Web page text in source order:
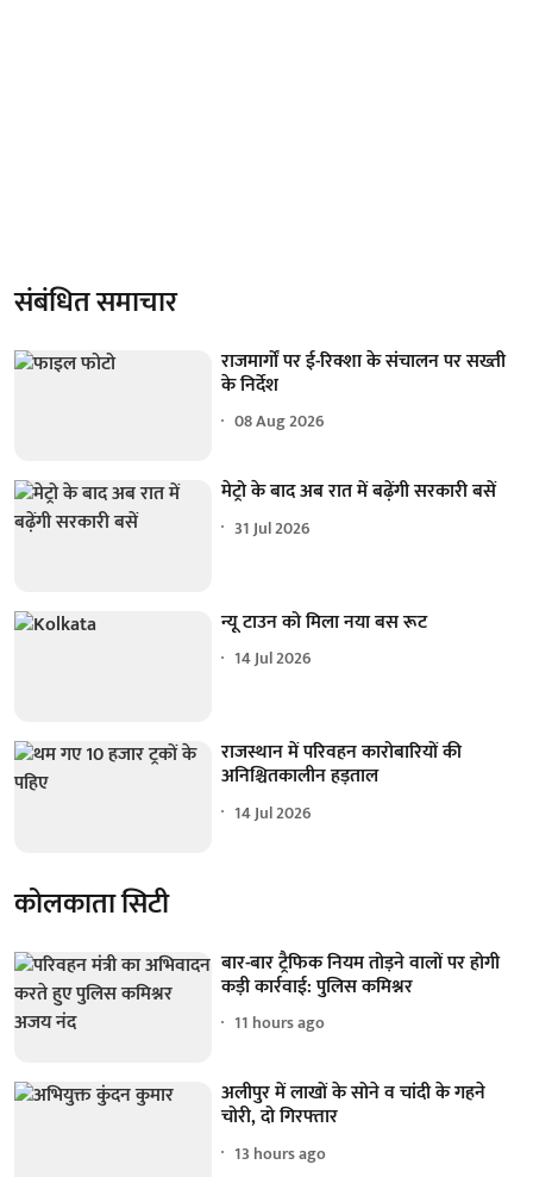
संबंधित समाचार
राजमार्गों पर ई-रिक्शा के संचालन पर सख्ती
के निर्देश
08 Aug 2026
मेट्रो के बाद अब रात में बढ़ेंगी सरकारी बसें
31 Jul 2026
न्यू टाउन को मिला नया बस रूट
14 Jul 2026
राजस्थान में परिवहन कारोबारियों की
अनिश्चितकालीन हड़ताल
14 Jul 2026
कोलकाता सिटी
बार-बार ट्रैफिक नियम तोड़ने वालों पर होगी
कड़ी कार्रवाई: पुलिस कमिश्नर
11 hours ago
अलीपुर में लाखों के सोने व चांदी के गहने
चोरी, दो गिरफ्तार
13 hours ago